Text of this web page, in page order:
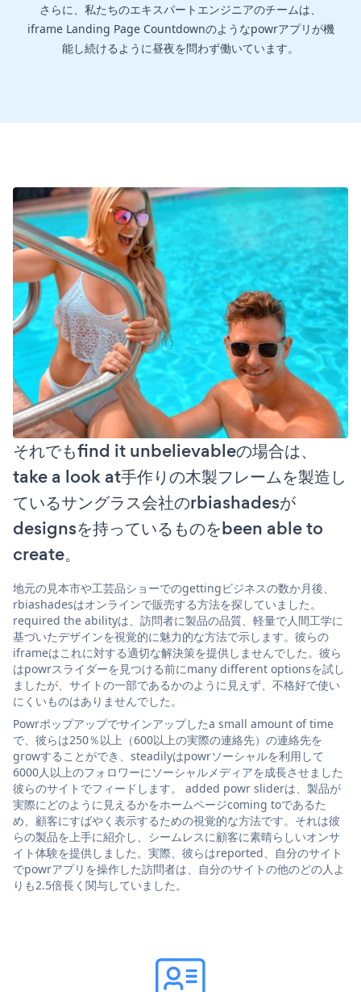
さらに、私たちのエキスパートエンジニアのチームは、
iframe Landing Page Countdownのようなpowrアプリが機
能し続けるように昼夜を問わず働いています。
それでもfind it unbelievableの場合は、
take a look at手作りの木製フレームを製造し
ているサングラス会社のrbiashadesが
designsを持っているものをbeen able to
create。
地元の見本市や工芸品ショーでのgettingビジネスの数か月後、
rbiashadesはオンラインで販売する方法を探していました。
required the abilityは、訪問者に製品の品質、軽量で人間工学に
基づいたデザインを視覚的に魅力的な方法で示します。彼らの
iframeはこれに対する適切な解決策を提供しませんでした。彼ら
はpowrスライダーを見つける前にmany different optionsを試し
ましたが、サイトの一部であるかのように見えず、不格好で使い
にくいものはありませんでした。
Powrポップアップでサインアップしたa small amount of time
で、彼らは250％以上（600以上の実際の連絡先）の連絡先を
growすることができ、steadilyはpowrソーシャルを利用して
6000人以上のフォロワーにソーシャルメディアを成長させました
彼らのサイトでフィードします。 added powr sliderは、製品が
実際にどのように見えるかをホームページcoming toであるた
め、顧客にすばやく表示するための視覚的な方法です。それは彼
らの製品を上手に紹介し、シームレスに顧客に素晴らしいオンサ
イト体験を提供しました。実際、彼らはreported、自分のサイト
でpowrアプリを操作した訪問者は、自分のサイトの他のどの人よ
りも2.5倍長く関与していました。